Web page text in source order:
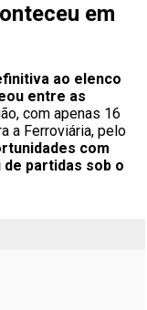
em
ao elenco
entre as
com apenas 16
a Ferroviária, pelo
com
partidas sob o